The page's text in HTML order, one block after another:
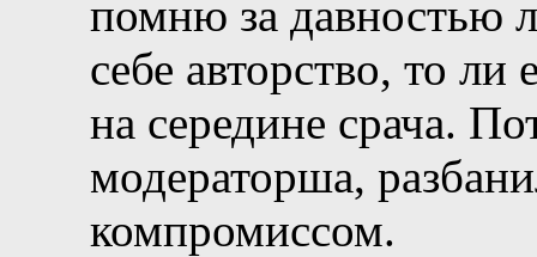
помню за давностью
себе авторство, то
на середине срача.
модераторша,
компромиссом.